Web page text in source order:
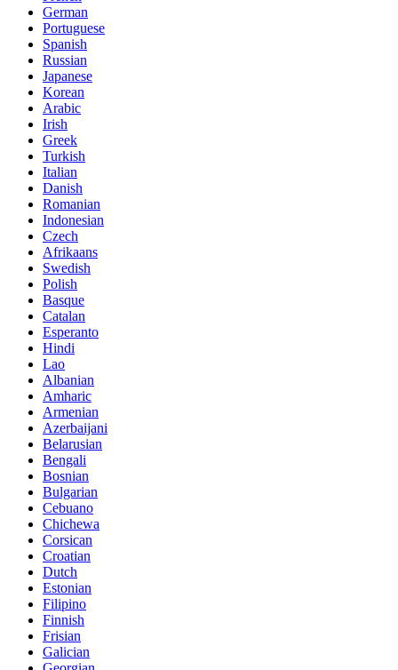
German
Portuguese
Spanish
Russian
Japanese
Korean
Arabic
Irish
Greek
Turkish
Italian
Danish
Romanian
Indonesian
Czech
Afrikaans
Swedish
Polish
Basque
Catalan
Esperanto
Hindi
Lao
Albanian
Amharic
Armenian
Azerbaijani
Belarusian
Bengali
Bosnian
Bulgarian
Cebuano
Chichewa
Corsican
Croatian
Dutch
Estonian
Filipino
Finnish
Frisian
Galician